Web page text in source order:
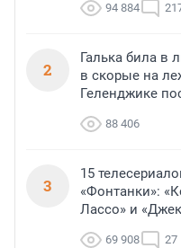
94 884
2
Галька била в
в скорые на
Геленджике
88 406
3
15
«Фонтанки»:
Лассо» и
69 908 27